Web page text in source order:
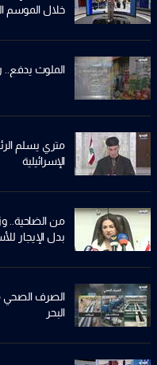
خلال الموسم
الملوث
متري يسلم
الإسرائيلية
من الضاحية..
بدل الإيجار
الصرف الصحي
البحر